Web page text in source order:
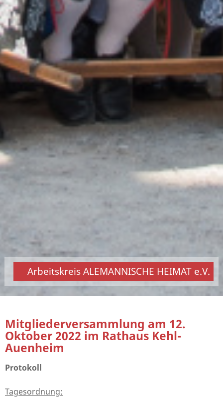
Arbeitskreis ALEMANNISCHE HEIMAT e.V.
Mitgliederversammlung am 12.
Oktober 2022 im Rathaus Kehl-
Auenheim
Protokoll
Tagesordnung: